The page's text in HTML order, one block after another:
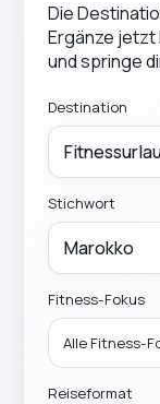
Die
Ergänze jetzt
und springe
Destination
Stichwort
Fitness-Fokus
Alle Fitness-
Reiseformat